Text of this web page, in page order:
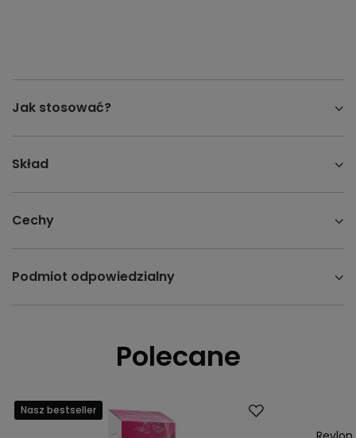
Jak stosować?
Skład
Cechy
Podmiot odpowiedzialny
Polecane
Nasz bestseller
Nasz